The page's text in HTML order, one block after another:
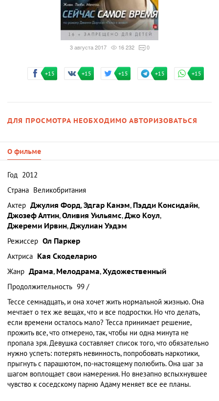
3 августа 2017 16 232 0
+15 +15 +15 +15 +15
ДЛЯ ПРОСМОТРА НЕОБХОДИМО АВТОРИЗОВАТЬСЯ
О фильме
Год 2012
Страна Великобритания
Актер Джулия Форд,Эдгар Канэм, Пэдди Консидайн,
Джозеф Алтин,Оливия Уильямс,Джо Коул,
Джереми Ирвин,Джулиан Уэдэм
Режиссер Ол Паркер
Актриса Кая Скоделарио
Жанр Драма, Мелодрама,Художественный
Продолжительность 99 /
Тессе семнадцать, и она хочет жить нормальной жизнью. Она
мечтает о тех же вещах, что и все подростки. Но что делать,
если времени осталось мало? Тесса принимает решение,
прожить все, что отмерено, так, чтобы ни одна минута не
пропала зря. Девушка составляет список того, что обязательно
нужно успеть: потерять невинность, попробовать наркотики,
прыгнуть с парашютом, по-настоящему полюбить. Она шаг за
шагом воплощает свои намерения. Но внезапно вспыхнувшее
чувство к соседскому парню Адаму меняет все ее планы.